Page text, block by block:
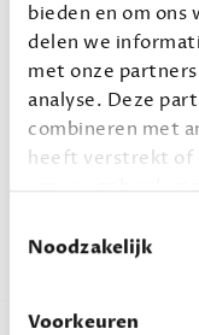
bieden en om ons
delen we
met onze
analyse. Deze
combineren met
heeft verstrekt of
grondslag
wordt verwerkt.
Noodzakelijk
Voorkeuren
jouw
smaak?